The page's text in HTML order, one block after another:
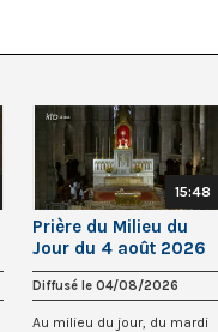
15:48
Prière du Milieu du
Jour du 4 août 2026
au Sacré-Coeur de
Montmartre
Diffusé le 04/08/2026
Au milieu du jour, du mardi